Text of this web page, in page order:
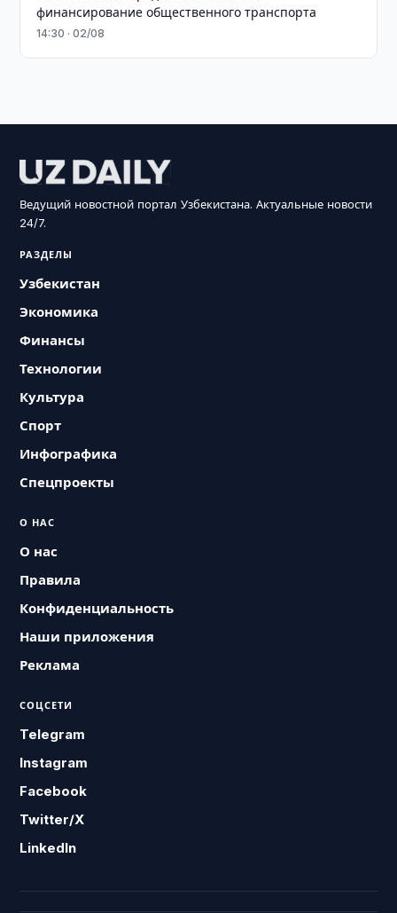
финансирование общественного транспорта
14:30 · 02/08
Ведущий новостной портал Узбекистана. Актуальные новости
24/7.
РАЗДЕЛЫ
Узбекистан
Экономика
Финансы
Технологии
Культура
Спорт
Инфографика
Спецпроекты
О НАС
О нас
Правила
Конфиденциальность
Наши приложения
Реклама
СОЦСЕТИ
Telegram
Instagram
Facebook
Twitter/X
LinkedIn